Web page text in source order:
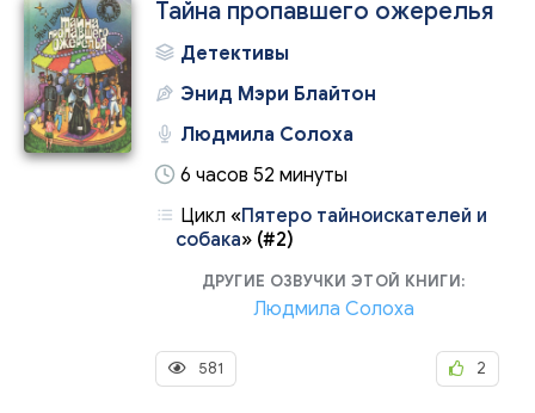
Тайна пропавшего ожерелья
Детективы
Энид Мэри Блайтон
Людмила Солоха
6 часов 52 минуты
Цикл «Пятеро тайноискателей и
собака» (#2)
ДРУГИЕ ОЗВУЧКИ ЭТОЙ КНИГИ:
Людмила Солоха
581 2